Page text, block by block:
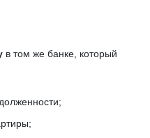
в том же банке, который